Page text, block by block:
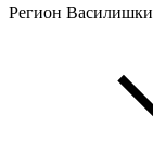
Регион Василишки